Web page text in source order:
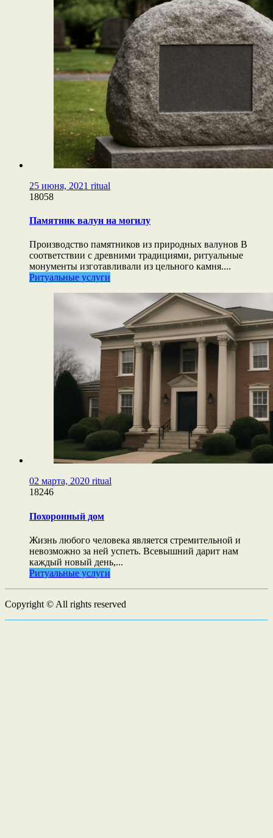
25 июня, 2021 ritual
18058
Памятник валун на могилу
Производство памятников из природных валунов В
соответствии с древними традициями, ритуальные
монументы изготавливали из цельного камня....
Ритуальные услуги
02 марта, 2020 ritual
18246
Похоронный дом
Жизнь любого человека является стремительной и
невозможно за ней успеть. Всевышний дарит нам
каждый новый день,...
Ритуальные услуги
Copyright © All rights reserved